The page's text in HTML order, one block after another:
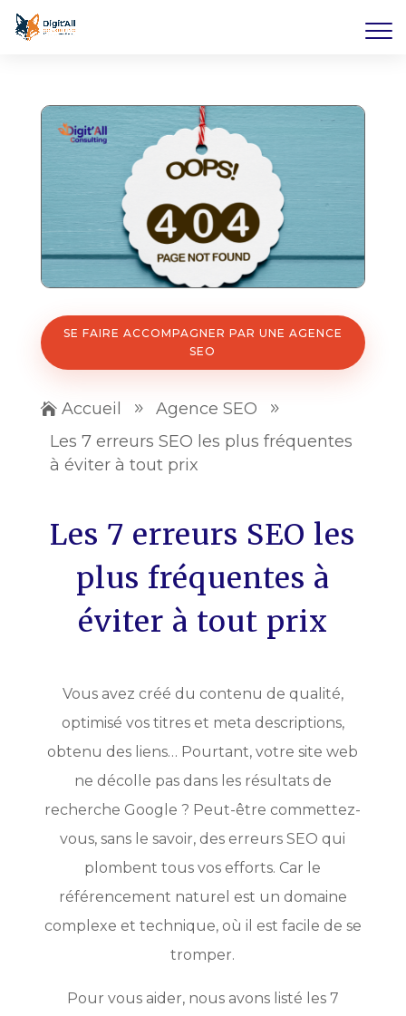
SE FAIRE ACCOMPAGNER PAR UNE AGENCE
SEO
 Accueil 9 Agence SEO 9
Les 7 erreurs SEO les plus fréquentes
à éviter à tout prix
Les 7 erreurs SEO les
plus fréquentes à
éviter à tout prix
Vous avez créé du contenu de qualité,
optimisé vos titres et meta descriptions,
obtenu des liens… Pourtant, votre site web
ne décolle pas dans les résultats de
recherche Google ? Peut-être commettez-
vous, sans le savoir, des erreurs SEO qui
plombent tous vos efforts. Car le
référencement naturel est un domaine
complexe et technique, où il est facile de se
tromper.
Pour vous aider, nous avons listé les 7